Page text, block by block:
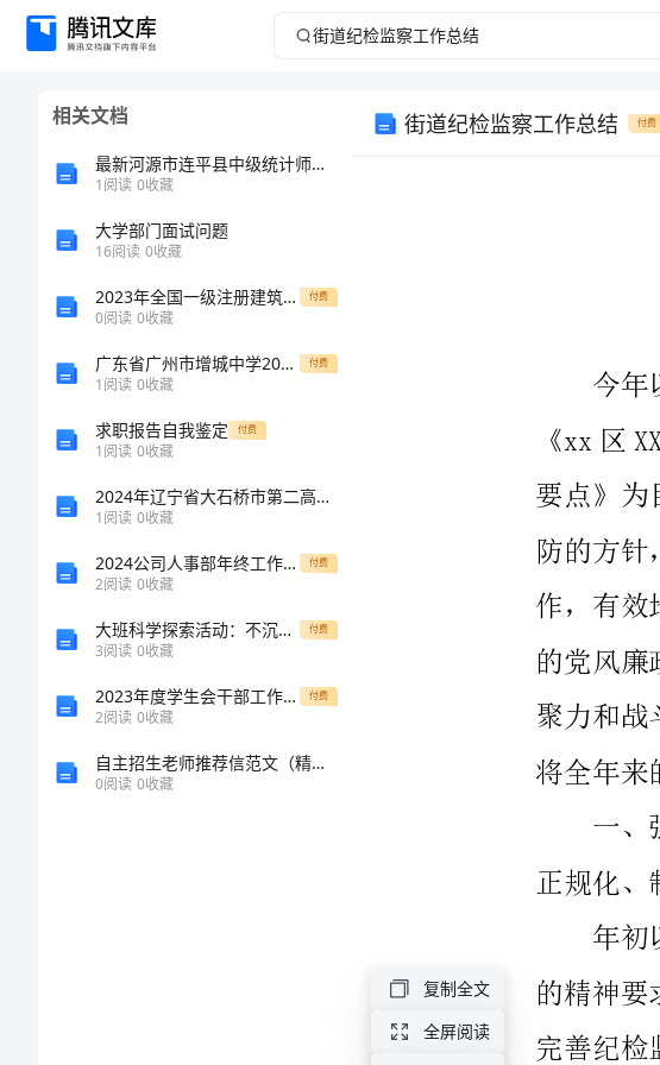
街
202X
相关文档
最新河源市连平县中级统计师《统计基础知识理论及相关知识》全真模拟试题及答案
1阅读 0收藏
大学部门面试问题
16阅读 0收藏
2023年全国一级注册建筑师资格考试精选题库及一套答案 付费
0阅读 0收藏
广东省广州市增城中学2024年高一上学期第一次月考生物试题（含答案） 付费
1阅读 0收藏
求职报告自我鉴定 付费
1阅读 0收藏
2024年辽宁省大石桥市第二高级中学高一化学上册期末经典试题含解析
1阅读 0收藏
2024公司人事部年终工作总结 付费
2阅读 0收藏
大班科学探索活动：不沉的纸船 付费
3阅读 0收藏
2023年度学生会干部工作总结 付费
2阅读 0收藏
自主招生老师推荐信范文（精品）
0阅读 0收藏
街道纪检监察工作总结 付费
复制全文
全屏阅读